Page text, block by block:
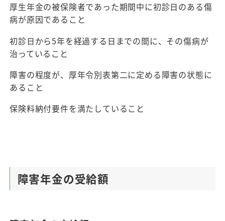
厚生年金の被保険者であった期間中に初診日のある傷
病が原因であること
初診日から5年を経過する日までの間に、その傷病が
治っていること
障害の程度が、厚年令別表第二に定める障害の状態に
あること
保険料納付要件を満たしていること
障害年金の受給額